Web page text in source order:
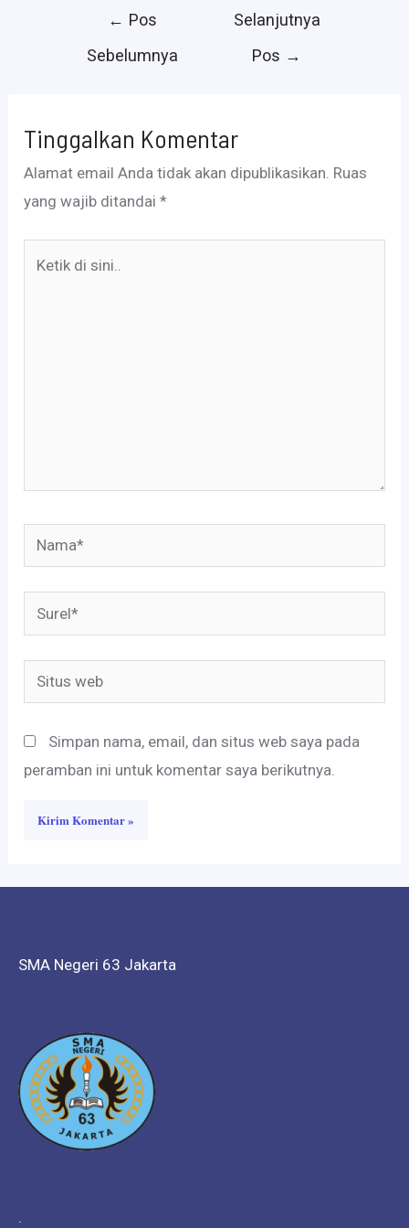
← Pos
Sebelumnya
Selanjutnya
Pos →
Tinggalkan Komentar
Alamat email Anda tidak akan dipublikasikan. Ruas
yang wajib ditandai*
Nama*
Surel*
Situs
web
Simpan nama, email, dan situs web saya pada
peramban ini untuk komentar saya berikutnya.
SMA Negeri 63 Jakarta
.